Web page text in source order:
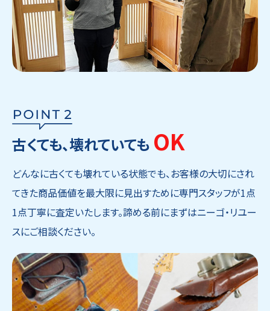
古くても、壊れていても OK
どんなに古くても壊れている状態でも、お客様の大切にされ
てきた商品価値を最大限に見出すために専門スタッフが1点
1点丁寧に査定いたします。諦める前にまずはニーゴ・リユー
スにご相談ください。